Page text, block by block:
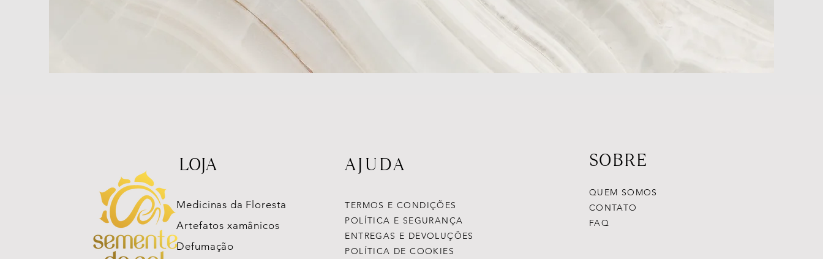
LOJA AJUDA
Medicinas da Floresta
Artefatos xamânicos
Defumação
TERMOS E CONDIÇÕES
POLÍTICA E SEGURANÇA
ENTREGAS E DEVOLUÇÕES
POLÍTICA DE COOKIES
SOBRE
QUEM SOMOS
CONTATO
FAQ